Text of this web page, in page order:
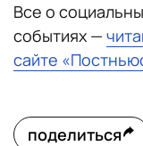
Все о
событиях —
сайте
поделиться